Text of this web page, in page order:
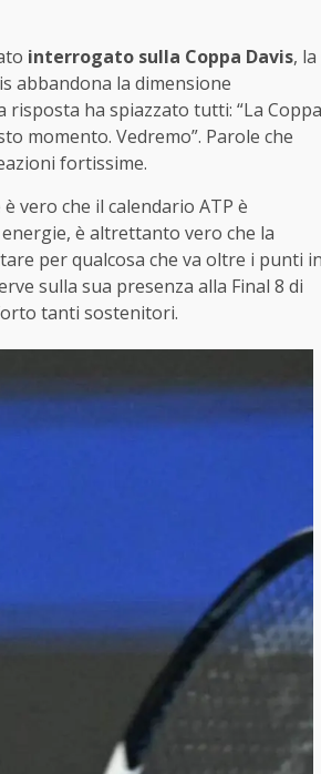
interrogato sulla Coppa Davis, la
abbandona la dimensione
risposta ha spiazzato tutti: “La Coppa
momento. Vedremo”. Parole che
fortissime.
vero che il calendario ATP è
è altrettanto vero che la
per qualcosa che va oltre i punti
sulla sua presenza alla Final 8 di
tanti sostenitori.